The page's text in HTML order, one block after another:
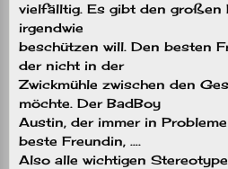
vielfälltig. Es gibt den großen
irgendwie
beschützen will. Den besten
der nicht in der
Zwickmühle zwischen den
möchte. Der BadBoy
Austin, der immer in
beste Freundin, ….
Also alle wichtigen